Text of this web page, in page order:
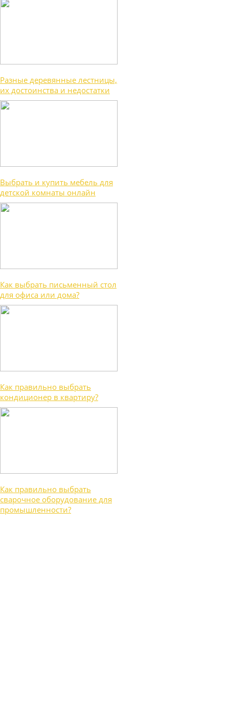
Разные деревянные лестницы,
их достоинства и недостатки
Выбрать и купить мебель для
детской комнаты онлайн
Как выбрать письменный стол
для офиса или дома?
Как правильно выбрать
кондиционер в квартиру?
Как правильно выбрать
сварочное оборудование для
промышленности?